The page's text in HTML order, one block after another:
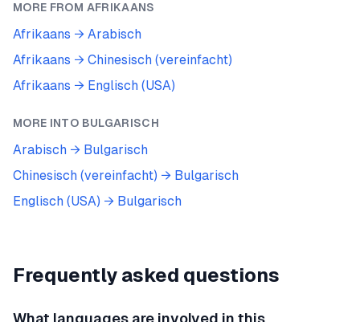
MORE FROM AFRIKAANS
Afrikaans → Arabisch
Afrikaans → Chinesisch (vereinfacht)
Afrikaans → Englisch (USA)
MORE INTO BULGARISCH
Arabisch → Bulgarisch
Chinesisch (vereinfacht) → Bulgarisch
Englisch (USA) → Bulgarisch
Frequently asked questions
What languages are involved in this